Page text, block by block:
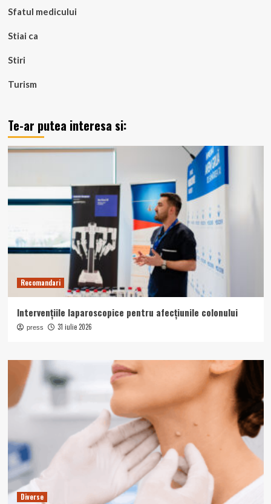
Sfatul medicului
Stiai ca
Stiri
Turism
Te-ar putea interesa si:
Recomandari
Intervențiile laparoscopice pentru afecțiunile colonului
press 31 iulie 2026
Diverse